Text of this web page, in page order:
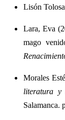
Lisón
Lara, Eva
mago
Morales
literatura y
Salamanca.